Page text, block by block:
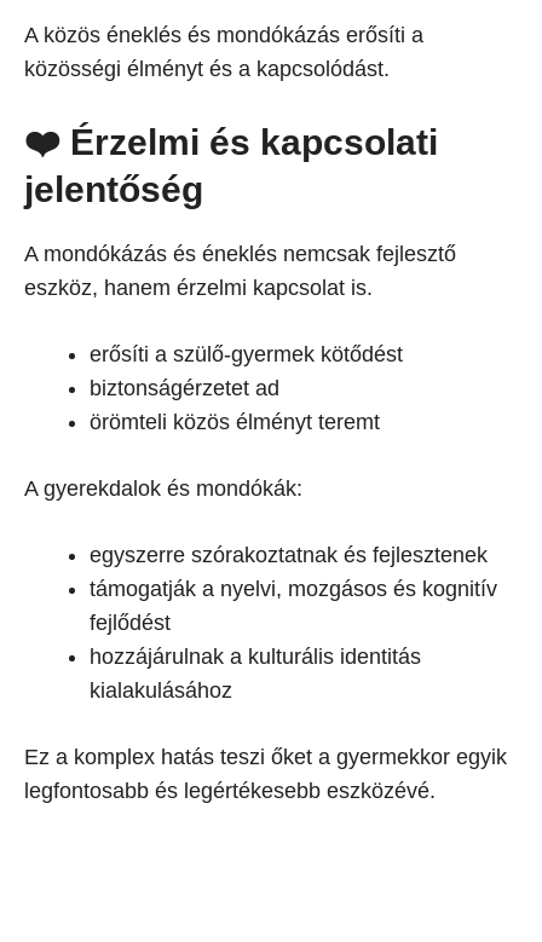
A közös éneklés és mondókázás erősíti a
közösségi élményt és a kapcsolódást.
❤️ Érzelmi és kapcsolati
jelentőség
A mondókázás és éneklés nemcsak fejlesztő
eszköz, hanem érzelmi kapcsolat is.
erősíti a szülő-gyermek kötődést
biztonságérzetet ad
örömteli közös élményt teremt
A gyerekdalok és mondókák:
egyszerre szórakoztatnak és fejlesztenek
támogatják a nyelvi, mozgásos és kognitív
fejlődést
hozzájárulnak a kulturális identitás
kialakulásához
Ez a komplex hatás teszi őket a gyermekkor egyik
legfontosabb és legértékesebb eszközévé.